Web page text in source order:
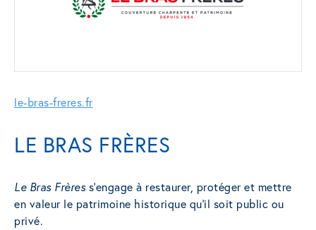
le-bras-freres.fr
LE BRAS FRÈRES
Le Bras Frèress’engage à restaurer, protéger et mettre
en valeur le patrimoine historique qu’il soit public ou
privé.